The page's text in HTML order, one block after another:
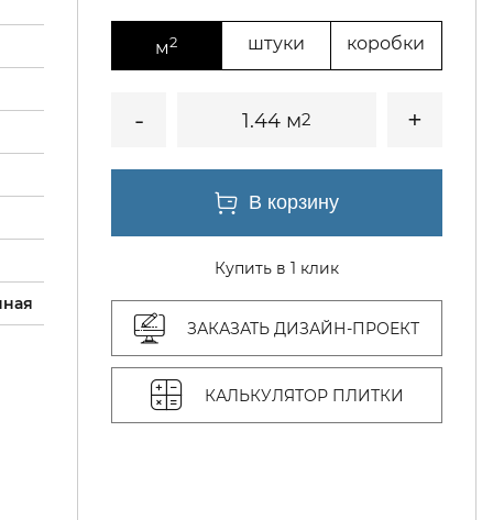
м2 штуки коробки
1.44 м2
Купить в 1 клик
ЗАКАЗАТЬ ДИЗАЙН-ПРОЕКТ
КАЛЬКУЛЯТОР ПЛИТКИ